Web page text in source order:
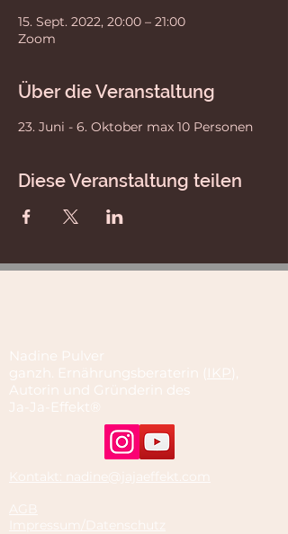
15. Sept. 2022, 20:00 – 21:00
Zoom
Über die Veranstaltung
23. Juni - 6. Oktober max 10 Personen
Diese Veranstaltung teilen
Nadine Pulver
ganzh. Ernährungsberaterin ( IKP),
Autorin und Gründerin des
Ja-Ja-Effekt®
Kontakt: nadine@jajaeffekt.com
AGB
Impressum/Datenschutz